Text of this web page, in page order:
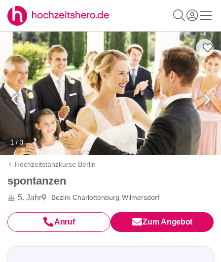
1 / 3
Hochzeitstanzkurse Berlin
spontanzen
5. Jahr Bezirk Charlottenburg-Wilmersdorf
Anruf Zum Angebot